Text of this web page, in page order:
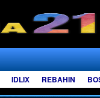
IDLIX REBAHIN